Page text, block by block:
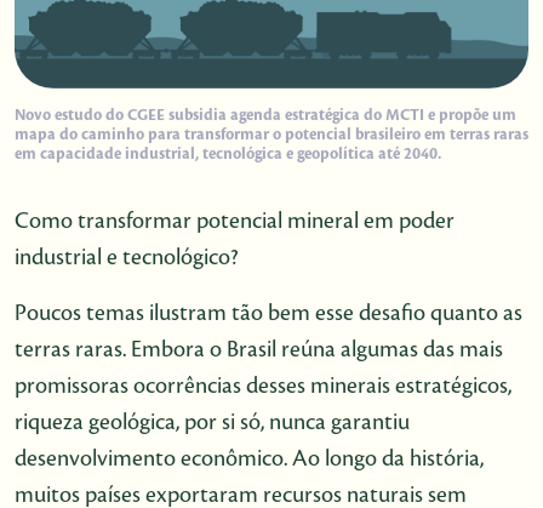
Novo estudo do CGEE subsidia agenda estratégica do MCTI e propõe um
mapa do caminho para transformar o potencial brasileiro em terras raras
em capacidade industrial, tecnológica e geopolítica até 2040.
Como transformar potencial mineral em poder
industrial e tecnológico?
Poucos temas ilustram tão bem esse desafio quanto as
terras raras. Embora o Brasil reúna algumas das mais
promissoras ocorrências desses minerais estratégicos,
riqueza geológica, por si só, nunca garantiu
desenvolvimento econômico. Ao longo da história,
muitos países exportaram recursos naturais sem